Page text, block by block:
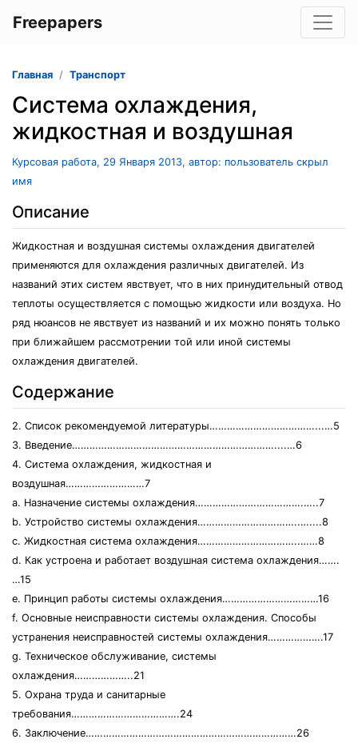
Freepapers
Главная Транспорт
Система охлаждения,
жидкостная и воздушная
Курсовая работа, 29 Января 2013, автор: пользователь скрыл
имя
Описание
Жидкостная и воздушная системы охлаждения двигателей
применяются для охлаждения различных двигателей. Из
названий этих систем явствует, что в них принудительный отвод
теплоты осуществляется с помощью жидкости или воздуха. Но
ряд нюансов не явствует из названий и их можно понять только
при ближайшем рассмотрении той или иной системы
охлаждения двигателей.
Содержание
2. Список рекомендуемой литературы………………………………...…5
3. Введение……………………………………………………………....…6
4. Система охлаждения, жидкостная и
воздушная………………………7
a. Назначение системы охлаждения……………………………….…..7
b. Устройство системы охлаждения……………………………..…....8
c. Жидкостная система охлаждения……………………………..……8
d. Как устроена и работает воздушная система охлаждения…….
…15
e. Принцип работы системы охлаждения……………………………16
f. Основные неисправности системы охлаждения. Способы
устранения неисправностей системы охлаждения……………….17
g. Техническое обслуживание, системы
охлаждения………………..21
5. Охрана труда и санитарные
требования……………………………….24
6. Заключение………………………………………………………………26